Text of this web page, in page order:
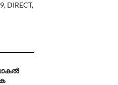
DIRECT,